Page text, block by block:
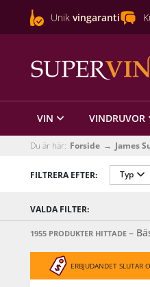
Unik vingaranti
VIN VINDRUVOR
Du är här: Forside James
FILTRERA EFTER: Typ
VALDA FILTER:
1955 PRODUKTER HITTADE –
ERBJUDANDET SLUTAR